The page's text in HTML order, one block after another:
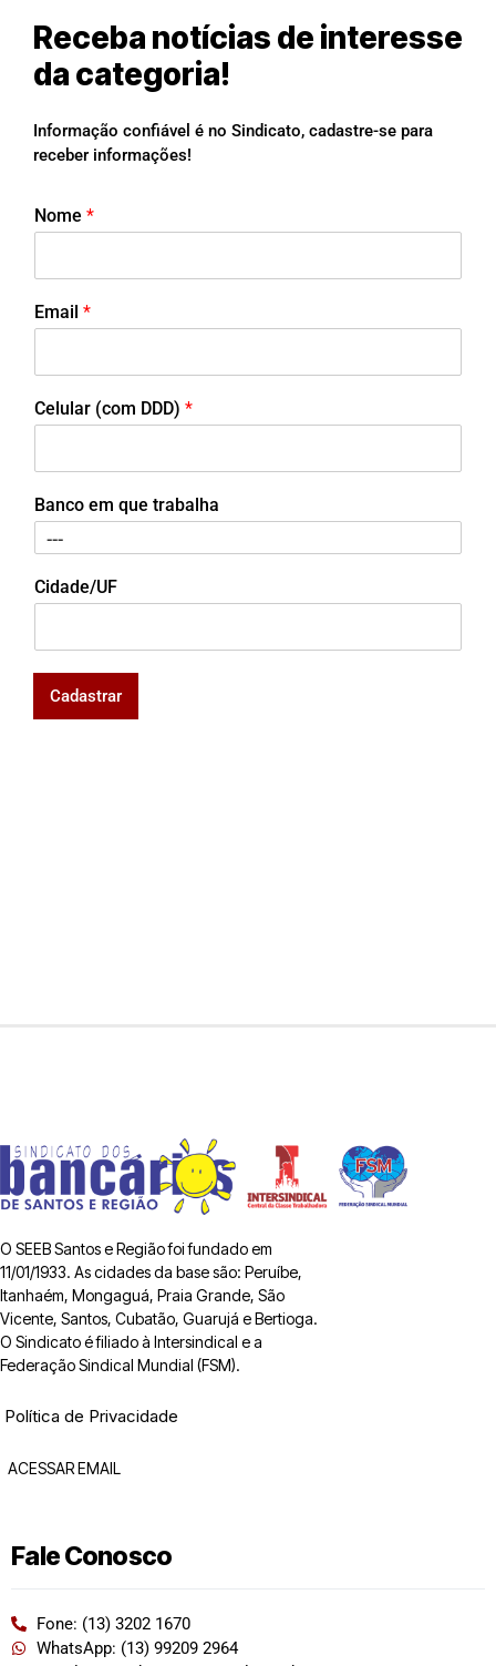
Receba notícias de interesse
da categoria!
Informação confiável é no Sindicato, cadastre-se para
receber informações!
Nome *
Email *
Celular (com DDD) *
Banco em que trabalha
Cidade/UF
Cadastrar
O SEEB Santos e Região foi fundado em
11/01/1933. As cidades da base são: Peruíbe,
Itanhaém, Mongaguá, Praia Grande, São
Vicente, Santos, Cubatão, Guarujá e Bertioga.
O Sindicato é filiado à Intersindical e a
Federação Sindical Mundial (FSM).
Política de Privacidade
ACESSAR EMAIL
Fale Conosco
Fone: (13) 3202 1670
WhatsApp: (13) 99209 2964